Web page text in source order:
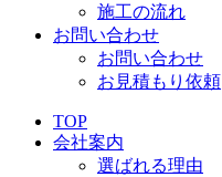
施工の流れ
お問い合わせ
お問い合わせ
お見積もり依頼
TOP
会社案内
選ばれる理由